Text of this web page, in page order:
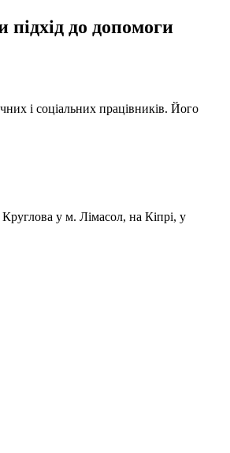
до допомоги
і соціальних працівників. Його
у м. Лімасол, на Кіпрі, у